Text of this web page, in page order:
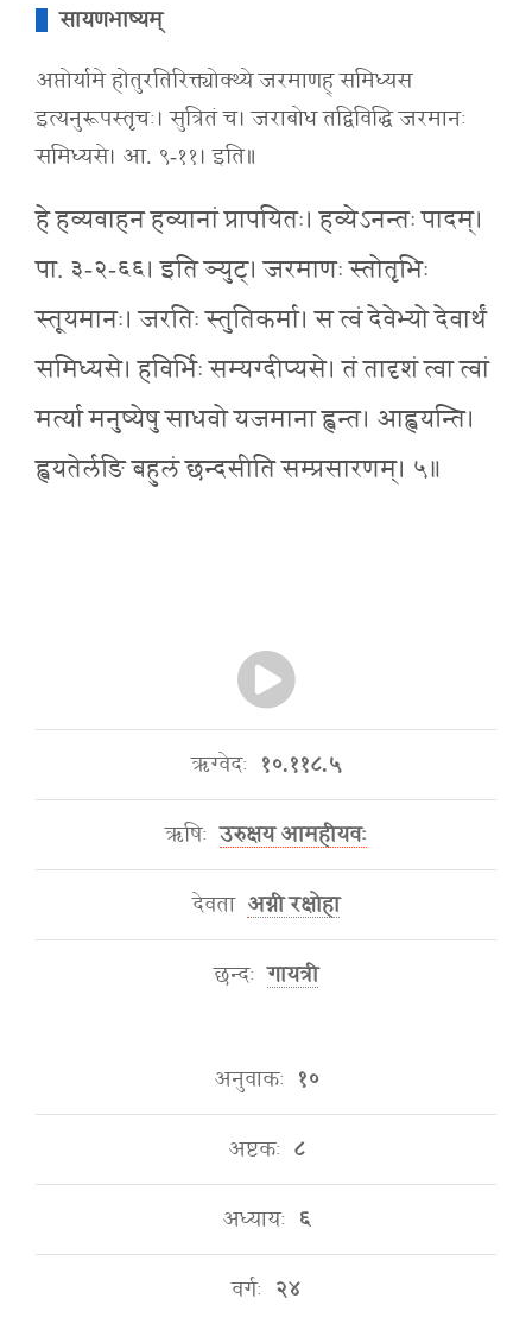
सायणभाष्यम्
अप्तोर्यामे होतुरतिरिक्त्योक्थ्ये जरमाणह् समिध्यस
इत्यनुरूपस्तृचः। सुत्रितं च। जराबोध तद्विविद्धि जरमानः
समिध्यसे। आ. ९-११। इति॥
हे हव्यवाहन हव्यानां प्रापयितः। हव्येऽनन्तः पादम्।
पा. ३-२-६६। इति ञ्युट्। जरमाणः स्तोतृभिः
स्तूयमानः। जरतिः स्तुतिकर्मा। स त्वं देवेभ्यो देवार्थं
समिध्यसे। हविर्भिः सम्यग्दीप्यसे। तं तादृशं त्वा त्वां
मर्त्या मनुष्येषु साधवो यजमाना ह्वन्त। आह्वयन्ति।
ह्वयतेर्लङि बहुलं छन्दसीति सम्प्रसारणम्। ५॥
ऋग्वेदः १०.११८.५
ऋषिः उरुक्षय आमहीयवः
देवता अग्नी रक्षोहा
छन्दः गायत्री
अनुवाकः १०
अष्टकः ८
अध्यायः ६
वर्गः २४